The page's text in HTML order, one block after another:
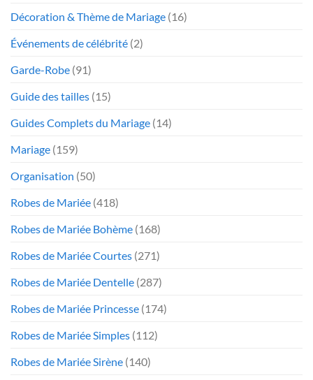
Décoration & Thème de Mariage (16)
Événements de célébrité (2)
Garde-Robe (91)
Guide des tailles (15)
Guides Complets du Mariage (14)
Mariage (159)
Organisation (50)
Robes de Mariée (418)
Robes de Mariée Bohème (168)
Robes de Mariée Courtes (271)
Robes de Mariée Dentelle (287)
Robes de Mariée Princesse (174)
Robes de Mariée Simples (112)
Robes de Mariée Sirène (140)